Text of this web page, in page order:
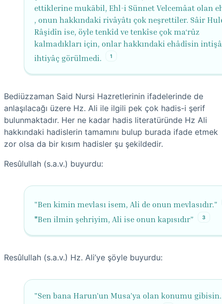
ettiklerine mukābil, Ehl-i Sünnet Velcemâat olan
, onun hakkındaki rivâyâtı çok neşrettiler. Sâir
Râşidîn ise, öyle tenkîd ve tenkîse çok ma‘rûz
kalmadıkları için, onlar hakkındaki ehâdîsin
ihtiyâç görülmedi.
1
Bediüzzaman Said Nursi Hazretlerinin ifadelerinde de
anlaşılacağı üzere Hz. Ali ile ilgili pek çok hadis-i şerif
bulunmaktadır. Her ne kadar hadis literatüründe Hz Ali
hakkındaki hadislerin tamamını bulup burada ifade etmek
zor olsa da bir kısım hadisler şu şekildedir.
Resûlullah (s.a.v.) buyurdu:
"Ben kimin mevlası isem, Ali de onun mevlasıdır."
"Ben ilmin şehriyim, Ali ise onun kapısıdır" 3
Resûlullah (s.a.v.) Hz. Ali’ye şöyle buyurdu:
"Sen bana Harun’un Musa’ya olan konumu